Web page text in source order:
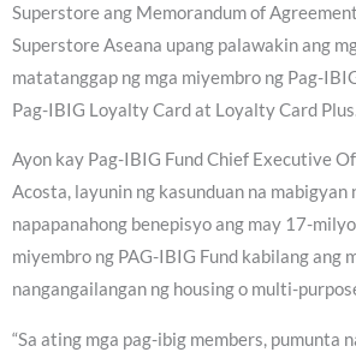
Superstore ang Memorandum of
Superstore Aseana upang palawakin ang
matatanggap ng mga miyembro ng Pag-
Pag-IBIG Loyalty Card at Loyalty Card
Ayon kay Pag-IBIG Fund Chief Executive
Acosta, layunin ng kasunduan na mabigyan
napapanahong benepisyo ang may 17-
miyembro ng PAG-IBIG Fund kabilang ang
nangangailangan ng housing o multi-
“Sa ating mga pag-ibig members, pumunta